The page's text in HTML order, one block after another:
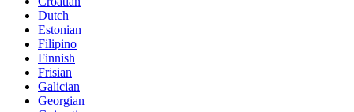
Dutch
Estonian
Filipino
Finnish
Frisian
Galician
Georgian